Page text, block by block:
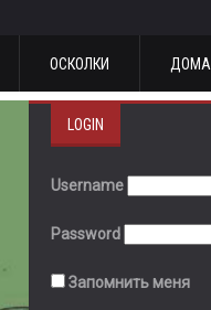
ОСКОЛКИ ДОМА
LOGIN
Username
Password
Запомнить меня